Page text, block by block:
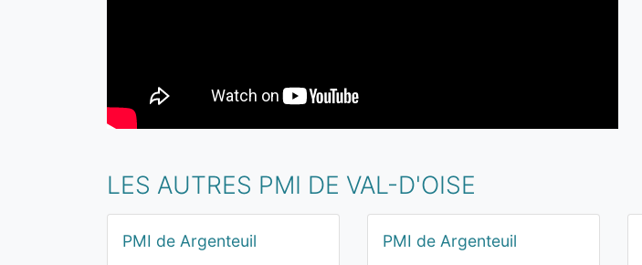
LES AUTRES PMI DE VAL-D'OISE
PMI de Argenteuil PMI de Argenteuil